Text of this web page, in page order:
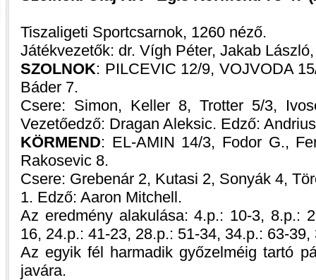
Tiszaligeti Sportcsarnok, 1260 néző.
Játékvezetők: dr. Vígh Péter, Jakab
SZOLNOK: PILCEVIC 12/9, VOJVODA
Báder 7.
Csere: Simon, Keller 8, Trotter 5/3,
Vezetőedző: Dragan Aleksic. Edző:
KÖRMEND: EL-AMIN 14/3, Fodor G.,
Rakosevic 8.
Csere: Grebenár 2, Kutasi 2, Sonyák 4,
1. Edző: Aaron Mitchell.
Az eredmény alakulása: 4.p.: 10-3, 8.p.:
16, 24.p.: 41-23, 28.p.: 51-34, 34.p.: 63-39,
Az egyik fél harmadik győzelméig tartó
javára.